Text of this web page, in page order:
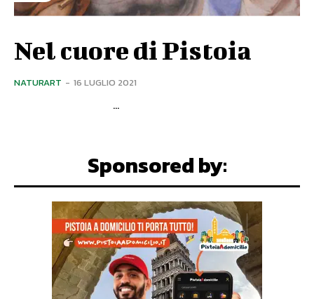
Nel cuore di Pistoia
NATURART - 16 LUGLIO 2021
...
Sponsored by: